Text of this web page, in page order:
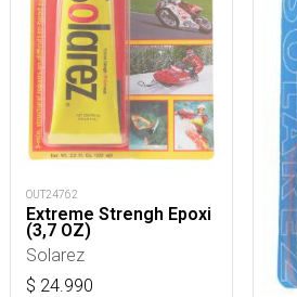
OUT24762
Extreme Strengh Epoxi
(3,7 OZ)
Solarez
$ 24.990